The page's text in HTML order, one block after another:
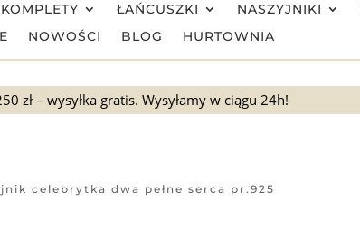
KOMPLETY ŁAŃCUSZKI NASZYJNIKI
NOWOŚCI BLOG HURTOWNIA
zł – wysyłka gratis. Wysyłamy w ciągu 24h!
celebrytka dwa pełne serca pr.925